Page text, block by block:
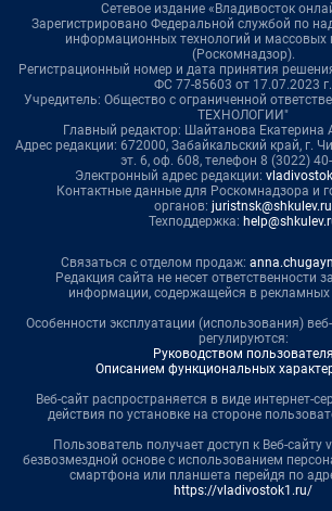
Сетевое издание «Владивосток
Зарегистрировано Федеральной службой по
информационных технологий и массовых
(Роскомнадзор).
Регистрационный номер и дата принятия
ФС 77-85603 от 17.07.2023 г.
Учредитель: Общество с ограниченной
ТЕХНОЛОГИИ"
Главный редактор: Шайтанова Екатерина
Адрес редакции: 672000, Забайкальский край, г.
эт. 6, оф. 608, телефон 8 (3022)
Электронный адрес редакции:
Контактные данные для Роскомнадзора и
органов: juristnsk@shkulev.ru
Техподдержка:
Связаться с отделом продаж:
Редакция сайта не несет ответственности
информации, содержащейся в рекламных
Особенности эксплуатации (использования)
регулируются:
Руководством пользователя
Описанием функциональных
Веб-сайт распространяется в виде интернет-
действия по установке на стороне
Пользователь получает доступ к Веб-сайту
безвозмездной основе с использованием
смартфона или планшета перейдя по
https://vladivostok1.ru/